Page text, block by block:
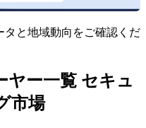
タと地域動向をご確認くだ
ヤー一覧 セキュ
市場